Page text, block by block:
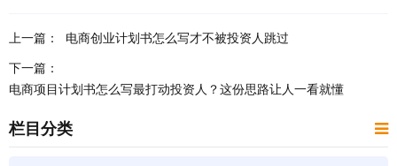
上一篇： 电商创业计划书怎么写才不被投资人跳过
下一篇：
电商项目计划书怎么写最打动投资人？这份思路让人一看就懂
栏目分类